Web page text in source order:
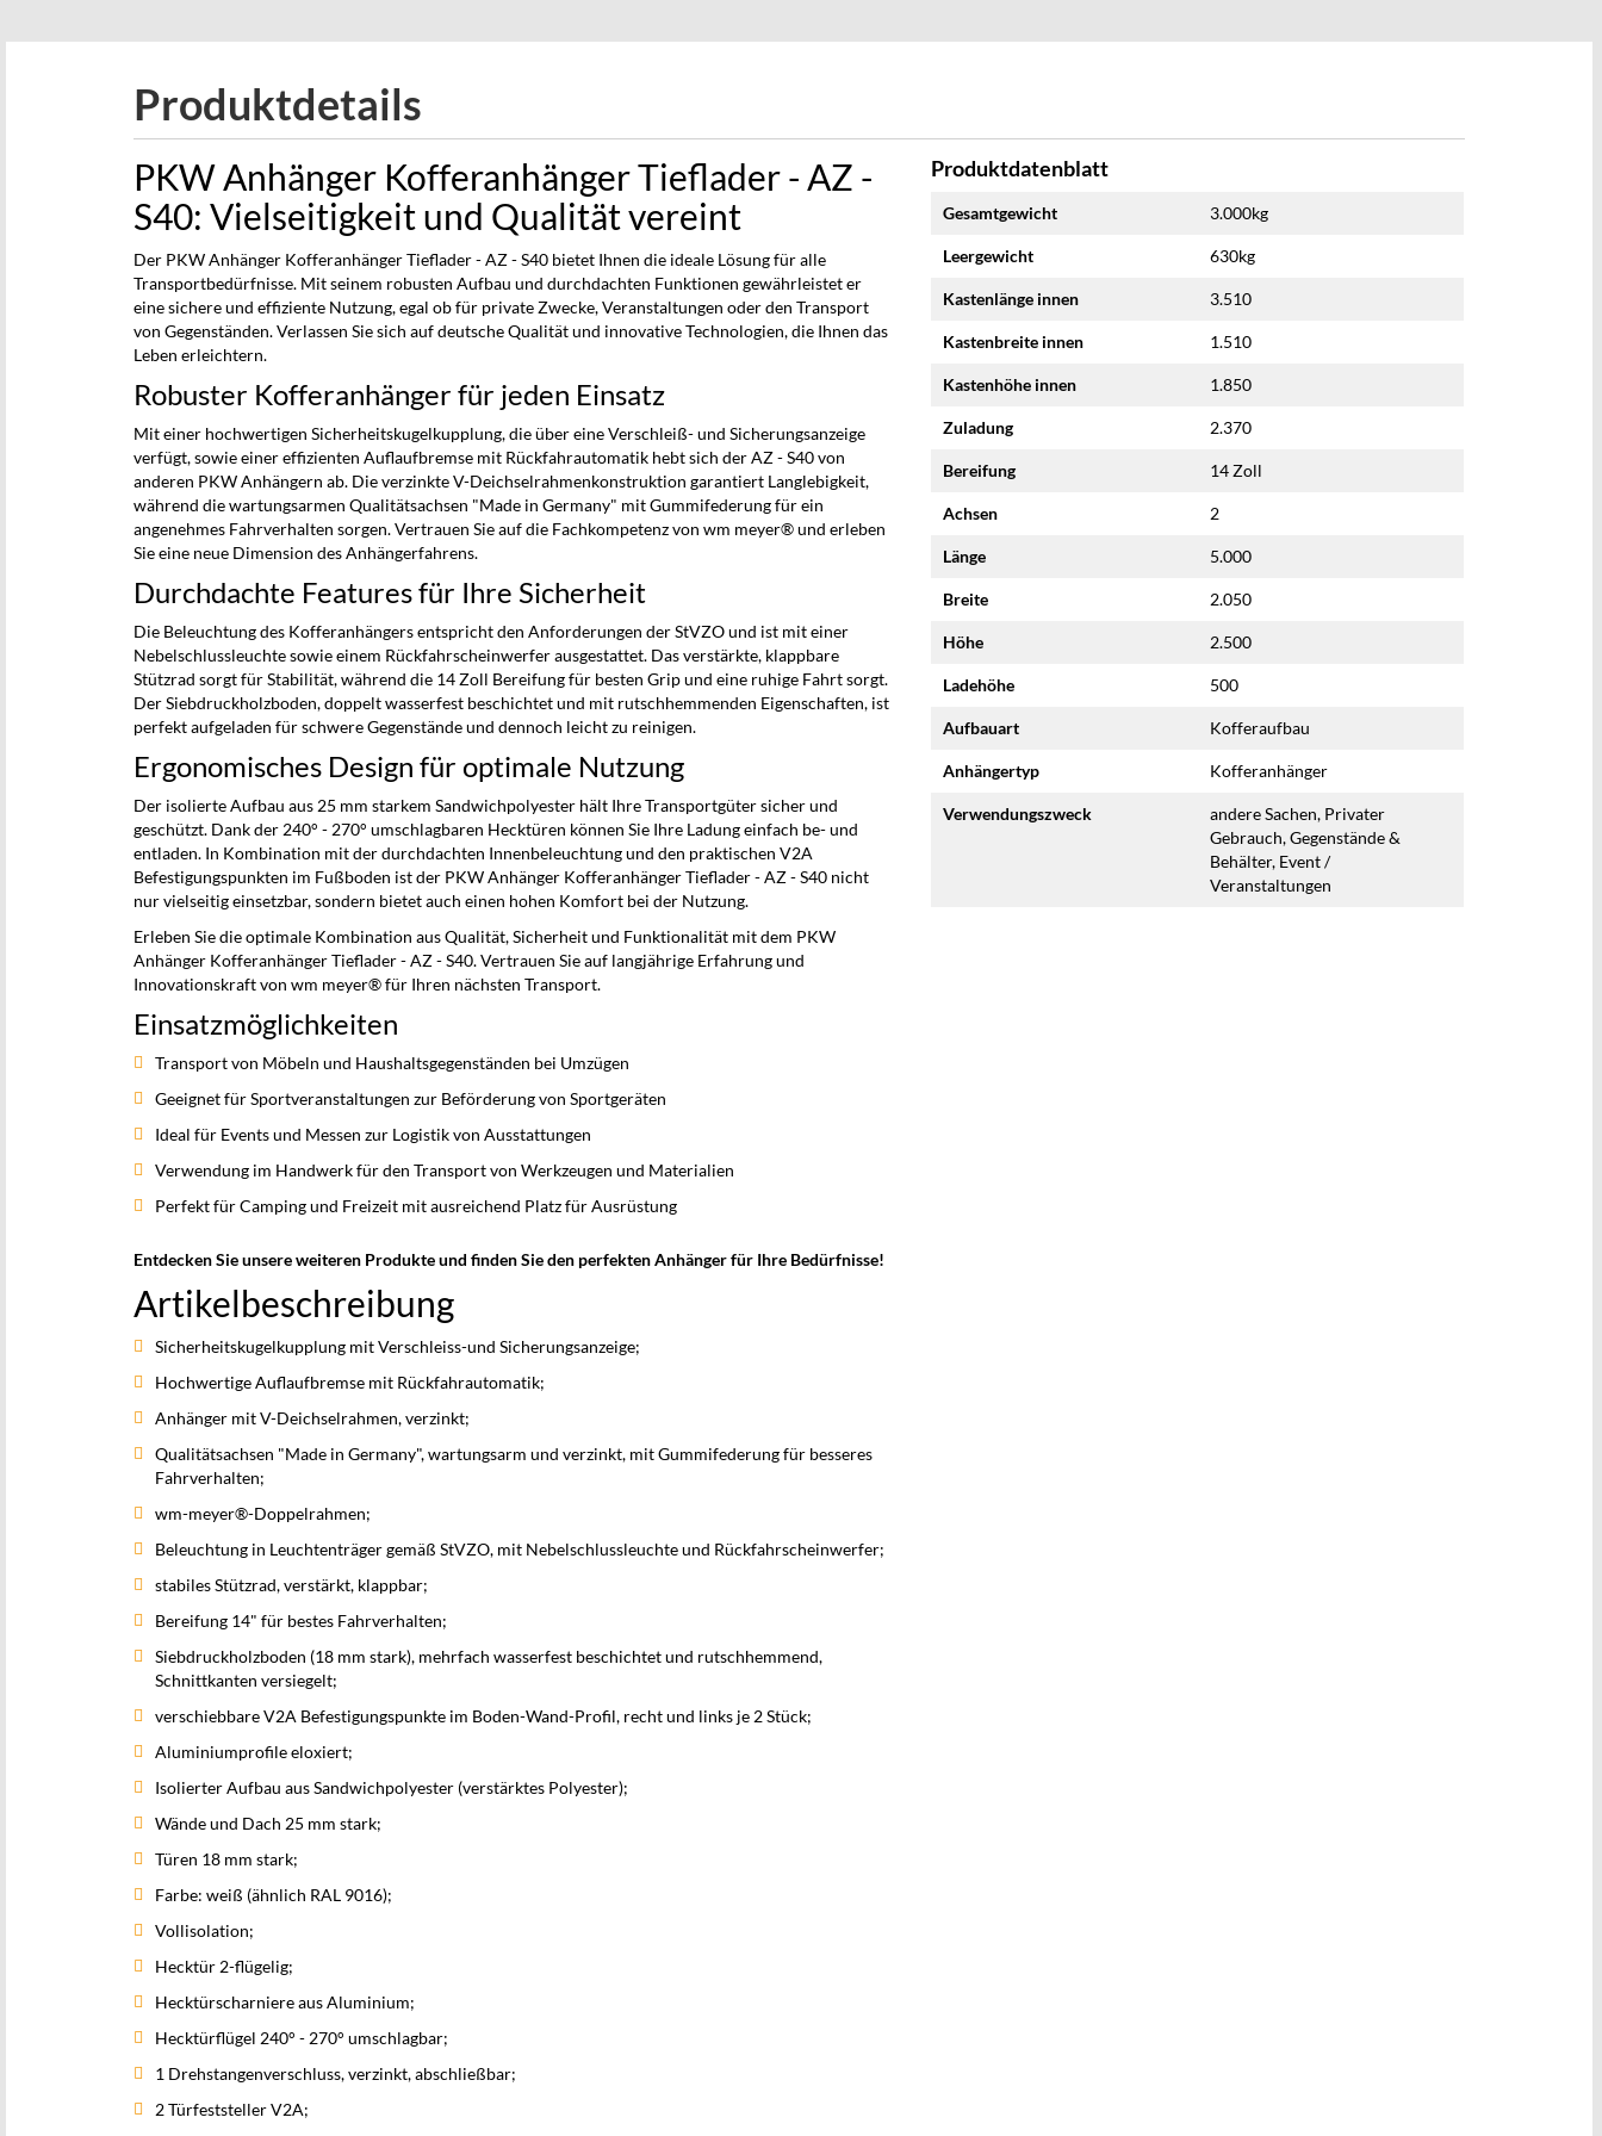
of
images
gallery
Produktdetails
PKW Anhänger Kofferanhänger Tieflader - AZ -
S40: Vielseitigkeit und Qualität vereint
Der PKW Anhänger Kofferanhänger Tieflader - AZ - S40 bietet Ihnen die ideale Lösung für alle
Transportbedürfnisse. Mit seinem robusten Aufbau und durchdachten Funktionen gewährleistet er
eine sichere und effiziente Nutzung, egal ob für private Zwecke, Veranstaltungen oder den Transport
von Gegenständen. Verlassen Sie sich auf deutsche Qualität und innovative Technologien, die Ihnen das
Leben erleichtern.
Robuster Kofferanhänger für jeden Einsatz
Mit einer hochwertigen Sicherheitskugelkupplung, die über eine Verschleiß- und Sicherungsanzeige
verfügt, sowie einer effizienten Auflaufbremse mit Rückfahrautomatik hebt sich der AZ - S40 von
anderen PKW Anhängern ab. Die verzinkte V-Deichselrahmenkonstruktion garantiert Langlebigkeit,
während die wartungsarmen Qualitätsachsen "Made in Germany" mit Gummifederung für ein
angenehmes Fahrverhalten sorgen. Vertrauen Sie auf die Fachkompetenz von wm meyer® und erleben
Sie eine neue Dimension des Anhängerfahrens.
Durchdachte Features für Ihre Sicherheit
Die Beleuchtung des Kofferanhängers entspricht den Anforderungen der StVZO und ist mit einer
Nebelschlussleuchte sowie einem Rückfahrscheinwerfer ausgestattet. Das verstärkte, klappbare
Stützrad sorgt für Stabilität, während die 14 Zoll Bereifung für besten Grip und eine ruhige Fahrt sorgt.
Der Siebdruckholzboden, doppelt wasserfest beschichtet und mit rutschhemmenden Eigenschaften, ist
perfekt aufgeladen für schwere Gegenstände und dennoch leicht zu reinigen.
Ergonomisches Design für optimale Nutzung
Der isolierte Aufbau aus 25 mm starkem Sandwichpolyester hält Ihre Transportgüter sicher und
geschützt. Dank der 240° - 270° umschlagbaren Hecktüren können Sie Ihre Ladung einfach be- und
entladen. In Kombination mit der durchdachten Innenbeleuchtung und den praktischen V2A
Befestigungspunkten im Fußboden ist der PKW Anhänger Kofferanhänger Tieflader - AZ - S40 nicht
nur vielseitig einsetzbar, sondern bietet auch einen hohen Komfort bei der Nutzung.
Erleben Sie die optimale Kombination aus Qualität, Sicherheit und Funktionalität mit dem PKW
Anhänger Kofferanhänger Tieflader - AZ - S40. Vertrauen Sie auf langjährige Erfahrung und
Innovationskraft von wm meyer® für Ihren nächsten Transport.
Einsatzmöglichkeiten
Transport von Möbeln und Haushaltsgegenständen bei Umzügen
Geeignet für Sportveranstaltungen zur Beförderung von Sportgeräten
Ideal für Events und Messen zur Logistik von Ausstattungen
Verwendung im Handwerk für den Transport von Werkzeugen und Materialien
Perfekt für Camping und Freizeit mit ausreichend Platz für Ausrüstung
Entdecken Sie unsere weiteren Produkte und finden Sie den perfekten Anhänger für Ihre Bedürfnisse!
Artikelbeschreibung
Sicherheitskugelkupplung mit Verschleiss-und Sicherungsanzeige;
Hochwertige Auflaufbremse mit Rückfahrautomatik;
Anhänger mit V-Deichselrahmen, verzinkt;
Qualitätsachsen "Made in Germany", wartungsarm und verzinkt, mit Gummifederung für besseres
Fahrverhalten;
wm-meyer®-Doppelrahmen;
Beleuchtung in Leuchtenträger gemäß StVZO, mit Nebelschlussleuchte und Rückfahrscheinwerfer;
stabiles Stützrad, verstärkt, klappbar;
Bereifung 14" für bestes Fahrverhalten;
Siebdruckholzboden (18 mm stark), mehrfach wasserfest beschichtet und rutschhemmend,
Schnittkanten versiegelt;
verschiebbare V2A Befestigungspunkte im Boden-Wand-Profil, recht und links je 2 Stück;
Aluminiumprofile eloxiert;
Isolierter Aufbau aus Sandwichpolyester (verstärktes Polyester);
Wände und Dach 25 mm stark;
Türen 18 mm stark;
Farbe: weiß (ähnlich RAL 9016);
Vollisolation;
Hecktür 2-flügelig;
Hecktürscharniere aus Aluminium;
Hecktürflügel 240° - 270° umschlagbar;
1 Drehstangenverschluss, verzinkt, abschließbar;
2 Türfeststeller V2A;
Produktdatenblatt
Informationen
Gesamtgewicht 3.000kg
Leergewicht 630kg
Kastenlänge innen 3.510
Kastenbreite innen 1.510
Kastenhöhe innen 1.850
Zuladung 2.370
Bereifung 14 Zoll
Achsen 2
Länge 5.000
Breite 2.050
Höhe 2.500
Ladehöhe 500
Aufbauart Kofferaufbau
Anhängertyp Kofferanhänger
Verwendungszweck
andere Sachen, Privater
Gebrauch, Gegenstände &
Behälter, Event /
Veranstaltungen